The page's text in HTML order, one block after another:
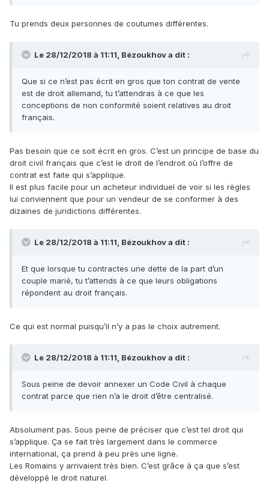
Tu prends deux personnes de coutumes différentes.
Le 28/12/2018 à 11:11, Bézoukhova dit :
Que si ce n’est pas écrit en gros que ton contrat de vente
est de droit allemand, tu t’attendras à ce que les
conceptions de non conformité soient relatives au droit
français.
Pas besoin que ce soit écrit en gros. C’est un principe de base du
droit civil français que c’est le droit de l’endroit où l’offre de
contrat est faite qui s’applique.
Il est plus facile pour un acheteur individuel de voir si les règles
lui conviennent que pour un vendeur de se conformer à des
dizaines de juridictions différentes.
Le 28/12/2018 à 11:11, Bézoukhova dit :
Et que lorsque tu contractes une dette de la part d’un
couple marié, tu t’attends à ce que leurs obligations
répondent au droit français.
Ce qui est normal puisqu’il n’y a pas le choix autrement.
Le 28/12/2018 à 11:11, Bézoukhova dit :
Sous peine de devoir annexer un Code Civil à chaque
contrat parce que rien n’a le droit d’être centralisé.
Absolument pas. Sous peine de préciser que c’est tel droit qui
s’applique. Ça se fait très largement dans le commerce
international, ça prend à peu près une ligne.
Les Romains y arrivaient très bien. C’est grâce à ça que s’est
développé le droit naturel.